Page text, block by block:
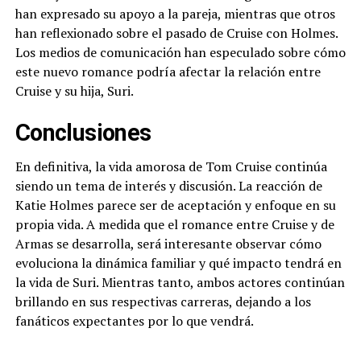
han expresado su apoyo a la pareja, mientras que otros
han reflexionado sobre el pasado de Cruise con Holmes.
Los medios de comunicación han especulado sobre cómo
este nuevo romance podría afectar la relación entre
Cruise y su hija, Suri.
Conclusiones
En definitiva, la vida amorosa de Tom Cruise continúa
siendo un tema de interés y discusión. La reacción de
Katie Holmes parece ser de aceptación y enfoque en su
propia vida. A medida que el romance entre Cruise y de
Armas se desarrolla, será interesante observar cómo
evoluciona la dinámica familiar y qué impacto tendrá en
la vida de Suri. Mientras tanto, ambos actores continúan
brillando en sus respectivas carreras, dejando a los
fanáticos expectantes por lo que vendrá.